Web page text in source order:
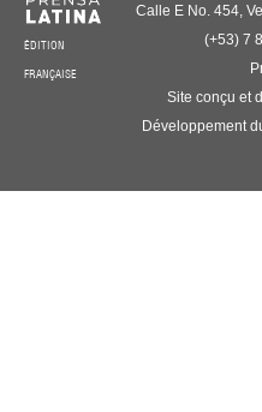
ÉDITION
FRANÇAISE
Calle E No. 454,
(+53) 7
Site conçu et
Développement